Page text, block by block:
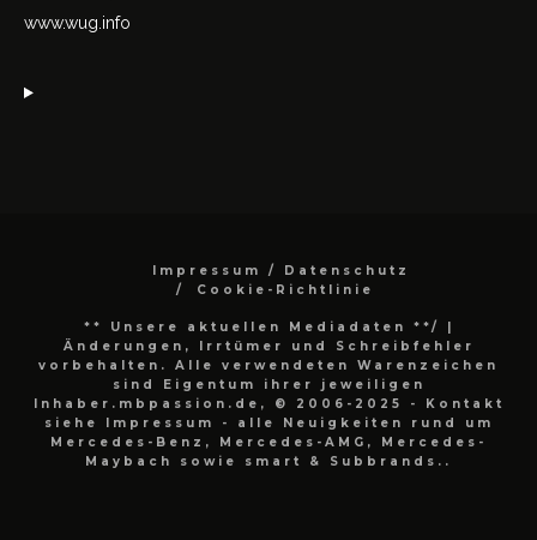
www.wug.info
Impressum / Datenschutz
Cookie-Richtlinie
** Unsere aktuellen Mediadaten **/
|
Änderungen, Irrtümer und Schreibfehler
vorbehalten. Alle verwendeten Warenzeichen
sind Eigentum ihrer jeweiligen
Inhaber.mbpassion.de, © 2006-2025 - Kontakt
siehe Impressum - alle Neuigkeiten rund um
Mercedes-Benz, Mercedes-AMG, Mercedes-
Maybach sowie smart & Subbrands..